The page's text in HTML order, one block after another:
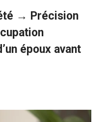
→ Précision
époux avant